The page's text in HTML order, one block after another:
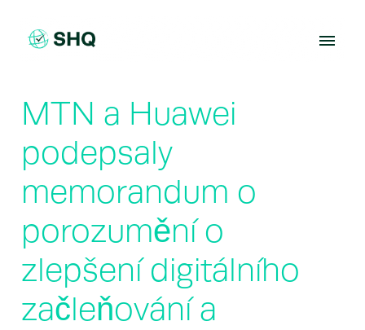
content
MTN a Huawei
podepsaly
memorandum o
porozumění o
zlepšení digitálního
začleňování a